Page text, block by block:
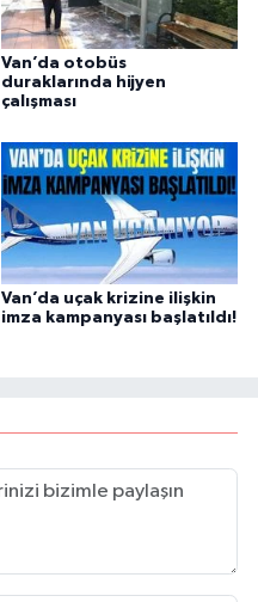
Van’da otobüs
duraklarında hijyen
çalışması
Van’da uçak krizine ilişkin
imza kampanyası başlatıldı!